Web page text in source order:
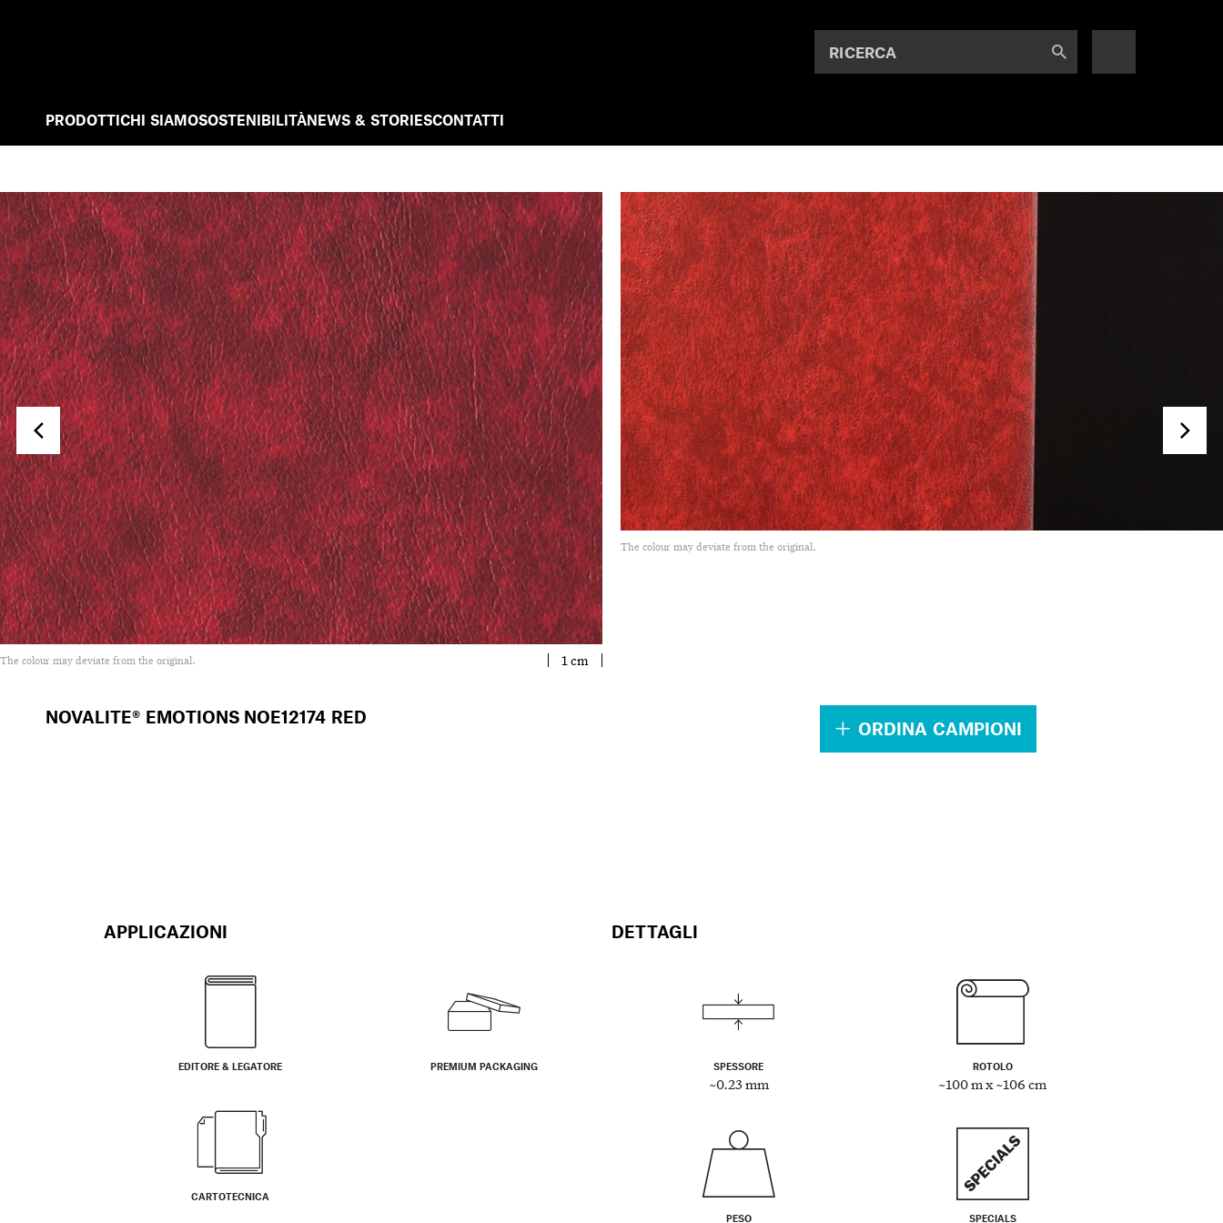
RICERCA
PRODOTTICHI SIAMOSOSTENIBILITÀNEWS & STORIESCONTATTI
The colour may deviate from the original. 1 cm
The colour may deviate from the original.
NOVALITE® EMOTIONS NOE12174 RED
ORDINA CAMPIONI
APPLICAZIONI
EDITORE & LEGATORE PREMIUM PACKAGING
CARTOTECNICA
DETTAGLI
SPESSORE
~0.23 mm
ROTOLO
~100 m x ~106 cm
PESO SPECIALS